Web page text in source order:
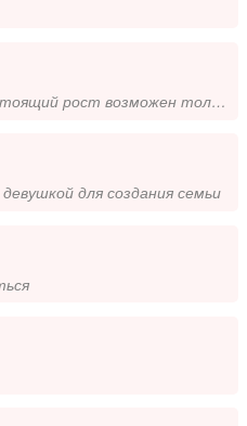
Я верю, что настоящий рост возможен только через смелость. Каждый новый шаг — это возможность вырасти, даже если путь бу...
для создания семьи